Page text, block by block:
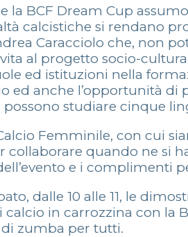
la BCF Dream Cup
calcistiche si rendano
Caracciolo che, non
al progetto socio-
ed istituzioni nella
ed anche l’opportunità di
possono studiare cinque
Femminile, con cui
collaborare quando ne si
e i complimenti
dalle 10 alle 11, le
calcio in carrozzina con la
di zumba per tutti.